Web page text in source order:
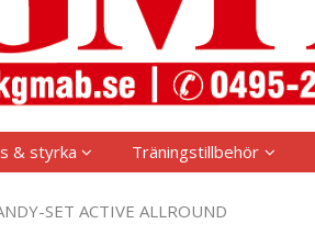
& styrka Träningstillbehör
SET ACTIVE ALLROUND